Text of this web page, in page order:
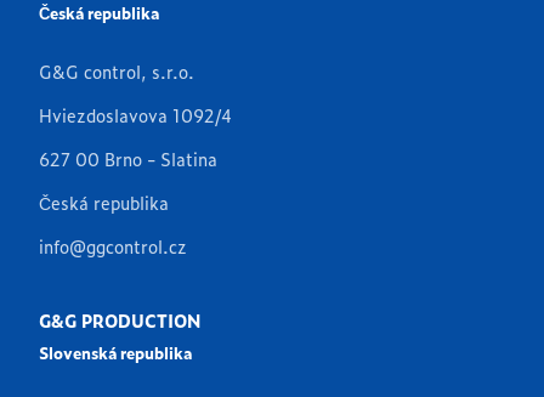
Česká republika
G&G control, s.r.o.
Hviezdoslavova 1092/4
627 00 Brno - Slatina
Česká republika
info@ggcontrol.cz
G&G PRODUCTION
Slovenská republika